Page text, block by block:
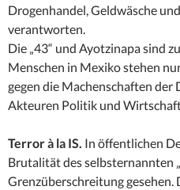
Drogenhandel, Geldwäsche
verantworten.
Die „43“ und Ayotzinapa sind
Menschen in Mexiko stehen
gegen die Machenschaften der
Akteuren Politik und Wirtschaft
Terror à la IS. In öffentlichen
Brutalität des selbsternannten
Grenzüberschreitung gesehen.